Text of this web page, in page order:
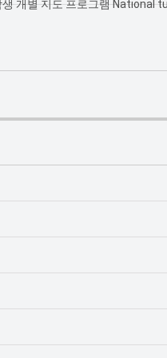
개별 지도 프로그램